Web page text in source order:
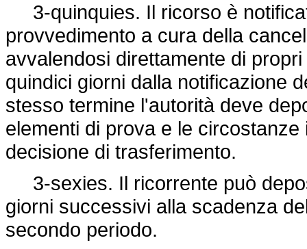
3-quinquies. Il ricorso è
provvedimento a cura della
avvalendosi direttamente di
quindici giorni dalla notificazione
stesso termine l'autorità deve
elementi di prova e le
decisione di trasferimento.
3-sexies. Il ricorrente può
giorni successivi alla scadenza
secondo periodo.